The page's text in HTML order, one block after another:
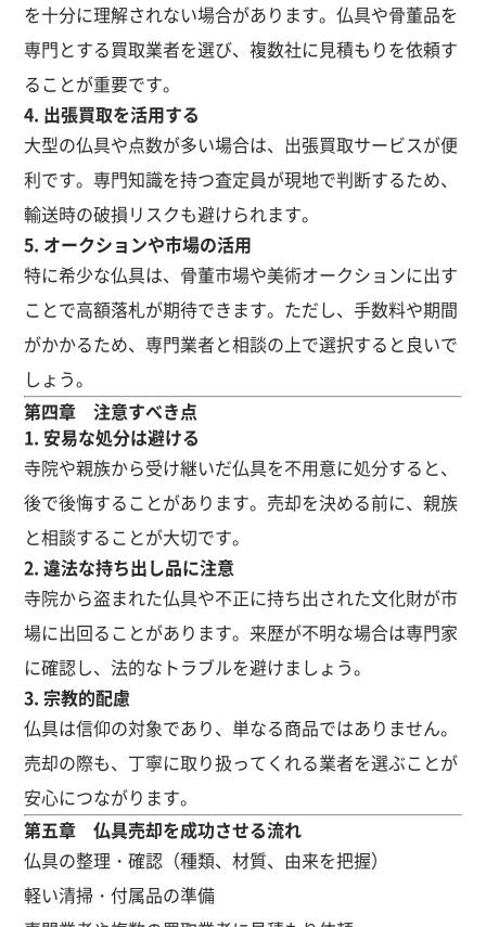
を十分に理解されない場合があります。仏具や骨董品を
専門とする買取業者を選び、複数社に見積もりを依頼す
ることが重要です。
4. 出張買取を活用する
大型の仏具や点数が多い場合は、出張買取サービスが便
利です。専門知識を持つ査定員が現地で判断するため、
輸送時の破損リスクも避けられます。
5. オークションや市場の活用
特に希少な仏具は、骨董市場や美術オークションに出す
ことで高額落札が期待できます。ただし、手数料や期間
がかかるため、専門業者と相談の上で選択すると良いで
しょう。
第四章 注意すべき点
1. 安易な処分は避ける
寺院や親族から受け継いだ仏具を不用意に処分すると、
後で後悔することがあります。売却を決める前に、親族
と相談することが大切です。
2. 違法な持ち出し品に注意
寺院から盗まれた仏具や不正に持ち出された文化財が市
場に出回ることがあります。来歴が不明な場合は専門家
に確認し、法的なトラブルを避けましょう。
3. 宗教的配慮
仏具は信仰の対象であり、単なる商品ではありません。
売却の際も、丁寧に取り扱ってくれる業者を選ぶことが
安心につながります。
第五章 仏具売却を成功させる流れ
仏具の整理・確認（種類、材質、由来を把握）
軽い清掃・付属品の準備